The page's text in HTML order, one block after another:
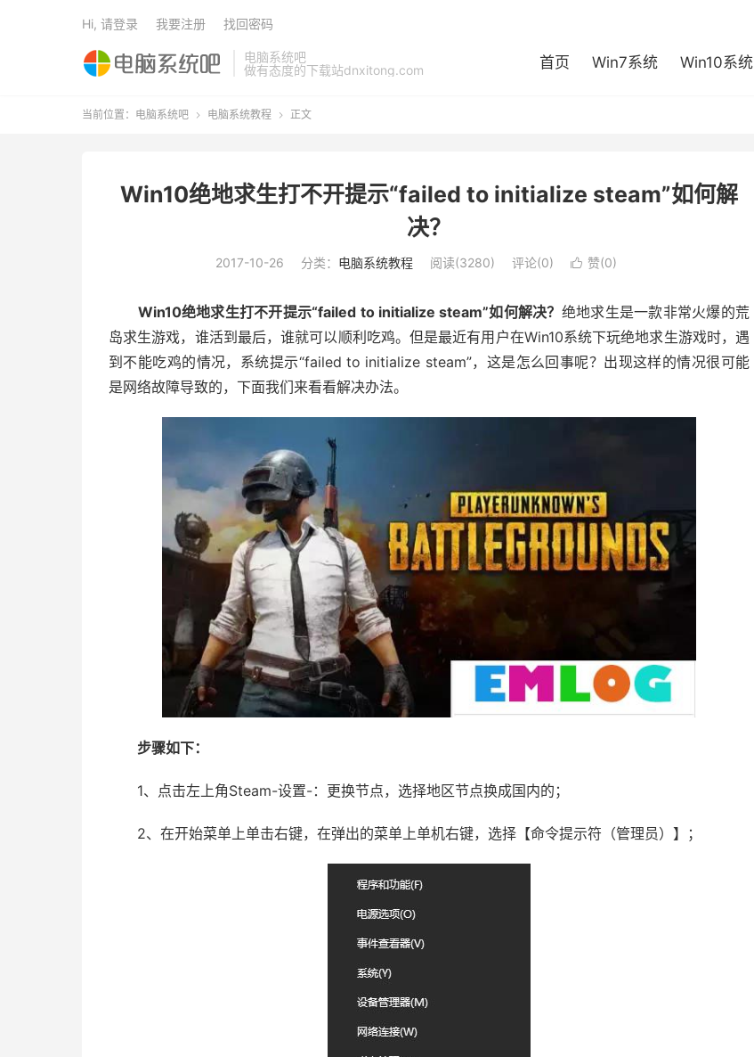
电脑系统吧
做有态度的下载站dnxitong.com
首页 Win7系统 Win10系统
Hi, 请登录 我要注册 找回密码
当前位置： 电脑系统吧  电脑系统教程  正文
Win10绝地求生打不开提示“failed to initialize steam”如何解
决？
2017-10-26 分类： 电脑系统教程 阅读(3280) 评论(0)  赞(0)
Win10绝地求生打不开提示“failed to initialize steam”如何解决？ 绝地求生是一款非常火爆的荒
岛求生游戏，谁活到最后，谁就可以顺利吃鸡。但是最近有用户在Win10系统下玩绝地求生游戏时，遇
到不能吃鸡的情况，系统提示“failed to initialize steam”，这是怎么回事呢？出现这样的情况很可能
是网络故障导致的，下面我们来看看解决办法。
步骤如下：
1、点击左上角Steam-设置-：更换节点，选择地区节点换成国内的；
2、在开始菜单上单击右键，在弹出的菜单上单机右键，选择【命令提示符（管理员）】；